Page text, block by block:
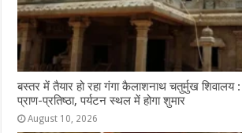
बस्तर में तैयार हो रहा गंगा कैलाशनाथ चतुर्मुख शिवालय :
प्राण-प्रतिष्ठा, पर्यटन स्थल में होगा शुमार
August 10, 2026